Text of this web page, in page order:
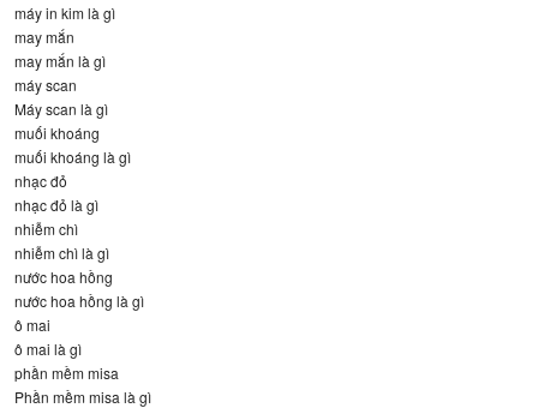
máy in kim là gì
may mắn
may mắn là gì
máy scan
Máy scan là gì
muối khoáng
muối khoáng là gì
nhạc đỏ
nhạc đỏ là gì
nhiễm chì
nhiễm chì là gì
nước hoa hồng
nước hoa hồng là gì
ô mai
ô mai là gì
phần mềm misa
Phần mềm misa là gì